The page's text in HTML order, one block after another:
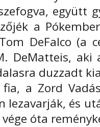
együtt
a
DeFalco (a
DeMatteis, aki
duzzadt
a Zord
lezavarják, és
vége óta